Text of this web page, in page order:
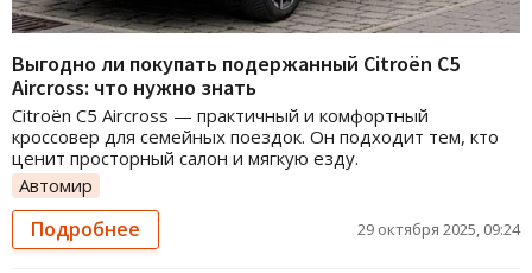
Выгодно ли покупать подержанный Citroën C5
Aircross: что нужно знать
Citroën C5 Aircross — практичный и комфортный
кроссовер для семейных поездок. Он подходит тем, кто
ценит просторный салон и мягкую езду.
Автомир
Подробнее 29 октября 2025, 09:24